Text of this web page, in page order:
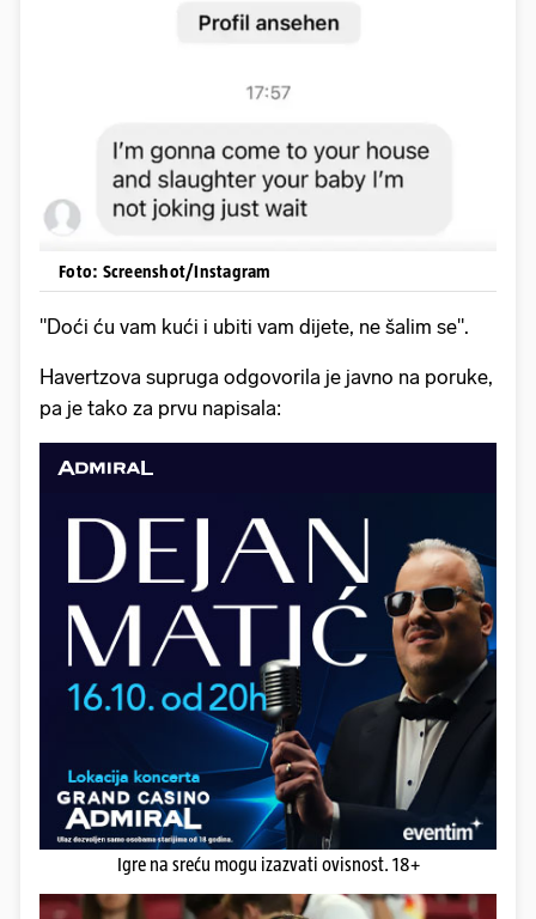
Foto: Screenshot/Instagram
"Doći ću vam kući i ubiti vam dijete, ne šalim se".
Havertzova supruga odgovorila je javno na poruke,
pa je tako za prvu napisala:
Igre na sreću mogu izazvati ovisnost. 18+